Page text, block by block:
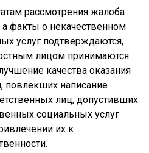
рассмотрения жалоба
а факты о некачественном
услуг подтверждаются,
лицом принимаются
качества оказания
повлекших написание
лиц, допустивших
социальных услуг
их к